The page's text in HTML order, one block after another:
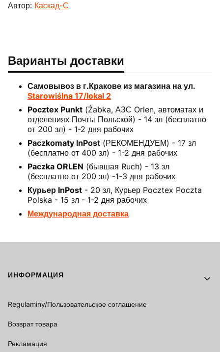
Автор: Каскад-С
Варианты доставки
Самовывоз в г.Кракове из магазина на ул.
Starowiślna 17/lokal 2
Pocztex Punkt (Żabka, АЗС Orlen, автоматах и
отделениях Почты Польской) - 14 зл (бесплатно
от 200 зл) - 1-2 дня рабочих
Paczkomaty InPost (РЕКОМЕНДУЕМ) - 17 зл
(бесплатно от 400 зл) - 1-2 дня рабочих
Paczka ORLEN (бывшая Ruch) - 13 зл
(бесплатно от 200 зл) -1-3 дня рабочих
Курьер InPost - 20 зл, Курьер Pocztex Poczta
Polska - 15 зл - 1-2 дня рабочих
Международная доставка
Footer menu
ИНФОРМАЦИЯ
Regulaminy/Пользовательское соглашение
Возврат товара
Рекламация